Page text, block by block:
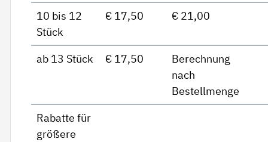
10 bis 12
Stück
€ 17,50 € 21,00
ab 13 Stück € 17,50
Berechnung
nach
Bestellmenge
Rabatte für
größere